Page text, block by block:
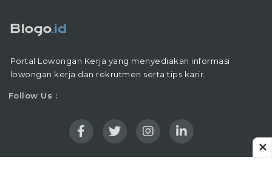
Portal Lowongan Kerja yang menyediakan informasi
lowongan kerja dan rekrutmen serta tips karir.
Follow Us :
✕